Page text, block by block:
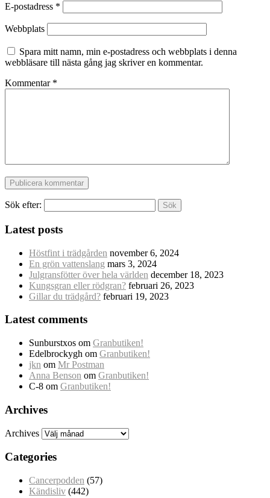
E-postadress *
Webbplats
Spara mitt namn, min e-postadress och webbplats i denna
webbläsare till nästa gång jag skriver en kommentar.
Kommentar *
Sök efter:
Latest posts
Höstfint i trädgården november 6, 2024
En grön vattenslang mars 3, 2024
Julgransfötter över hela världen december 18, 2023
Kungsgran eller rödgran? februari 26, 2023
Gillar du trädgård? februari 19, 2023
Latest comments
Sunburstxos om Granbutiken!
Edelbrockygh om Granbutiken!
jkn om Mr Postman
Anna Benson om Granbutiken!
C-8 om Granbutiken!
Archives
Archives
Categories
Cancerpodden (57)
Kändisliv (442)